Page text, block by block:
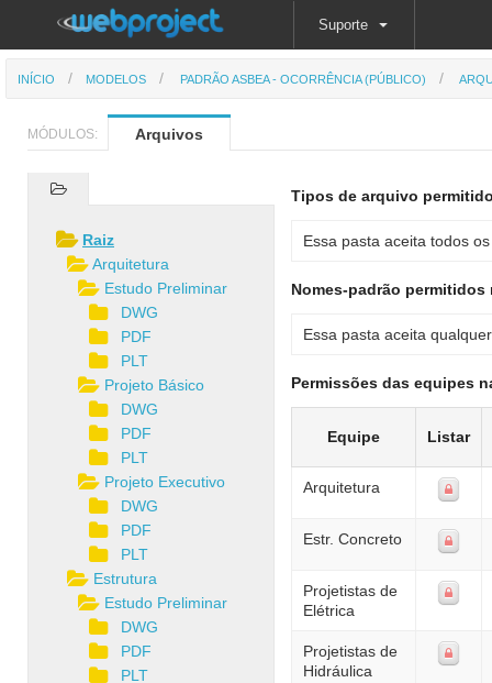
Suporte
INÍCIO MODELOS PADRÃO ASBEA - OCORRÊNCIA (PÚBLICO)
MÓDULOS: Arquivos
Tipos de arquivo
Essa pasta aceita todos
Nomes-padrão permitidos
Essa pasta aceita
Permissões das equipes
Equipe Listar
Arquitetura
Estr. Concreto
Projetistas de
Elétrica
Projetistas de
Hidráulica
Raiz
Arquitetura
Estudo Preliminar
DWG
PDF
PLT
Projeto Básico
DWG
PDF
PLT
Projeto Executivo
DWG
PDF
PLT
Estrutura
Estudo Preliminar
DWG
PDF
PLT